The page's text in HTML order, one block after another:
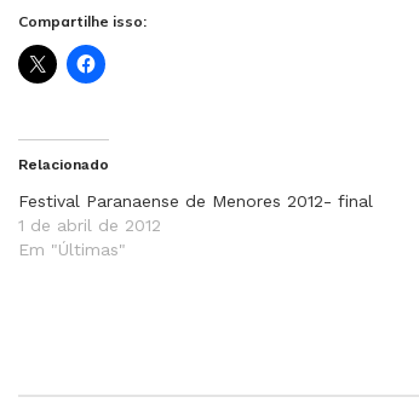
Compartilhe isso:
Relacionado
Festival Paranaense de Menores 2012- final
1 de abril de 2012
Em "Últimas"